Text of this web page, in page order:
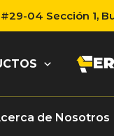
04 Sección 1,
de Nosotros